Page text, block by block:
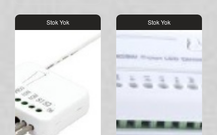
Stok Yok Stok Yok